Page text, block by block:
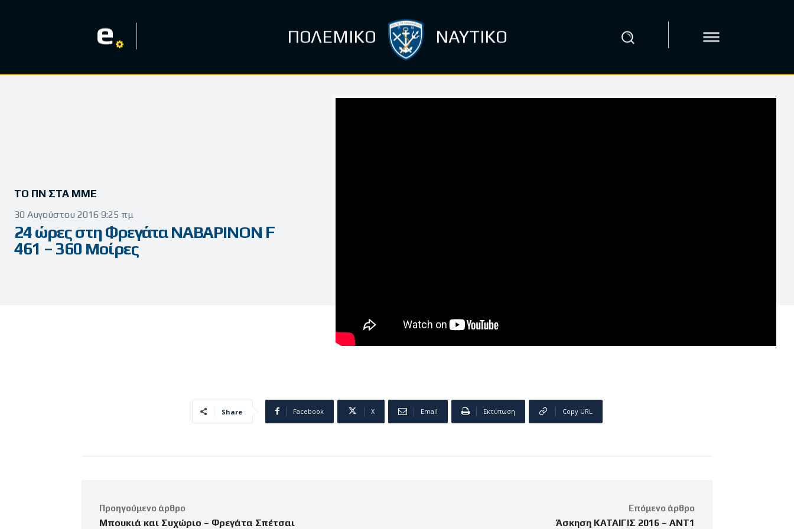
e ΠΟΛΕΜΙΚΟ ΝΑΥΤΙΚΟ
ΤΟ ΠΝ ΣΤΑ ΜΜΕ
30 Αυγούστου 2016 9:25 πμ
24 ώρες στη Φρεγάτα ΝΑΒΑΡΙΝΟΝ F
461 – 360 Μοίρες
Share Facebook X Email Εκτύπωση Copy URL
Προηγούμενο άρθρο
Μπουκιά και Συχώριο – Φρεγάτα Σπέτσαι
Επόμενο άρθρο
Άσκηση ΚΑΤΑΙΓΙΣ 2016 – ΑΝΤ1